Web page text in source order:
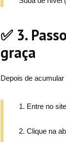
✅ 3.
graça
Depois de
Entre no
Clique na